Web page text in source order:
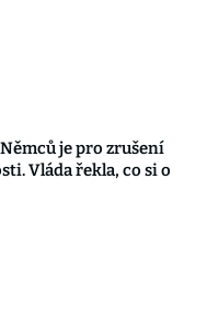
je pro zrušení
Vláda řekla, co si o